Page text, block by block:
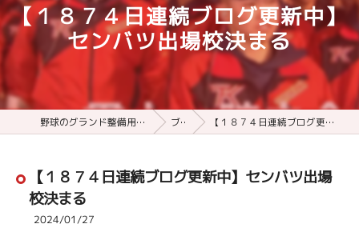
【１８７４日連続ブログ更新中】
センバツ出場校決まる
野球のグランド整備用品ならアラキスポーツ ブログ 【１８７４日連続ブログ更新中】センバツ出場校決まる
【１８７４日連続ブログ更新中】センバツ出場
校決まる
2024/01/27